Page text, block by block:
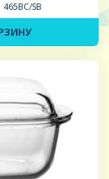
465BC/SB